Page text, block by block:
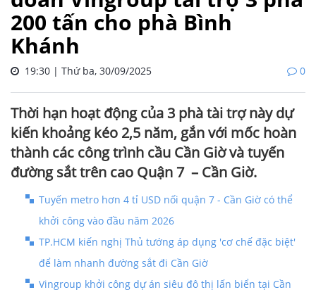
200 tấn cho phà Bình
Khánh
19:30 | Thứ ba, 30/09/2025 0
Thời hạn hoạt động của 3 phà tài trợ này dự
kiến khoảng kéo 2,5 năm, gắn với mốc hoàn
thành các công trình cầu Cần Giờ và tuyến
đường sắt trên cao Quận 7 – Cần Giờ.
Tuyến metro hơn 4 tỉ USD nối quận 7 - Cần Giờ có thể
khởi công vào đầu năm 2026
TP.HCM kiến nghị Thủ tướng áp dụng 'cơ chế đặc biệt'
để làm nhanh đường sắt đi Cần Giờ
Vingroup khởi công dự án siêu đô thị lấn biển tại Cần